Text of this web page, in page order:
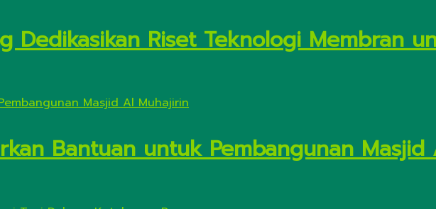
Dedikasikan Riset Teknologi Membran
Bantuan untuk Pembangunan